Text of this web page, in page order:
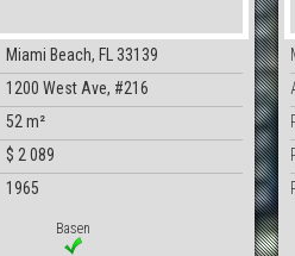
Miami Beach, FL 33139
1200 West Ave, #216
52 m²
$ 2 089
1965
Basen